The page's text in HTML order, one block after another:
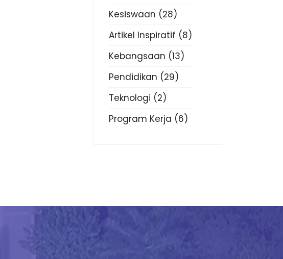
Kesiswaan (28)
Artikel Inspiratif (8)
Kebangsaan (13)
Pendidikan (29)
Teknologi (2)
Program Kerja (6)